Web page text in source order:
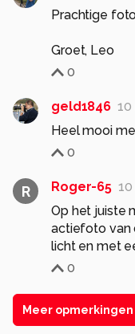
Prachtige
Groet, Leo
0
geld1846 10
Heel mooi
0
R Roger-65
Op het juiste
actiefoto van
licht en met
0
Meer